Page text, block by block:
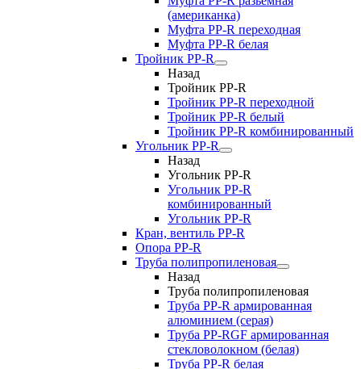
(американка)
Муфта РР-R переходная
Муфта РР-R белая
Тройник PP-R
Назад
Тройник PP-R
Тройник РР-R переходной
Тройник РР-R белый
Тройник РР-R комбинированный
Угольник PP-R
Назад
Угольник PP-R
Угольник РР-R
комбинированный
Угольник РР-R
Кран, вентиль PP-R
Опора PP-R
Труба полипропиленовая
Назад
Труба полипропиленовая
Труба PP-R армированная
алюминием (серая)
Труба PP-RGF армированная
стекловолокном (белая)
Труба РР-R белая